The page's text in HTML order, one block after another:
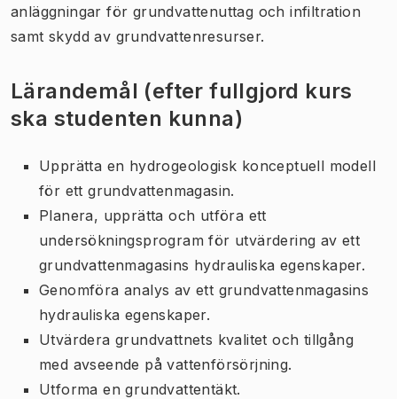
anläggningar för grundvattenuttag och infiltration
samt skydd av grundvattenresurser.
Lärandemål (efter fullgjord kurs
ska studenten kunna)
Upprätta en hydrogeologisk konceptuell modell
för ett grundvattenmagasin.
Planera, upprätta och utföra ett
undersökningsprogram för utvärdering av ett
grundvattenmagasins hydrauliska egenskaper.
Genomföra analys av ett grundvattenmagasins
hydrauliska egenskaper.
Utvärdera grundvattnets kvalitet och tillgång
med avseende på vattenförsörjning.
Utforma en grundvattentäkt.